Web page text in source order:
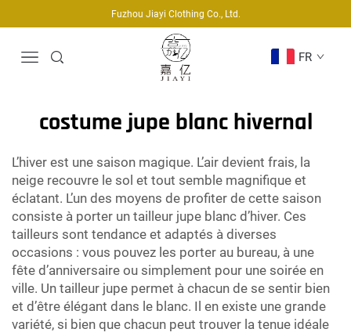
Fuzhou Jiayi Clothing Co., Ltd.
FR
costume jupe blanc hivernal
L’hiver est une saison magique. L’air devient frais, la
neige recouvre le sol et tout semble magnifique et
éclatant. L’un des moyens de profiter de cette saison
consiste à porter un tailleur jupe blanc d’hiver. Ces
tailleurs sont tendance et adaptés à diverses
occasions : vous pouvez les porter au bureau, à une
fête d’anniversaire ou simplement pour une soirée en
ville. Un tailleur jupe permet à chacun de se sentir bien
et d’être élégant dans le blanc. Il en existe une grande
variété, si bien que chacun peut trouver la tenue idéale